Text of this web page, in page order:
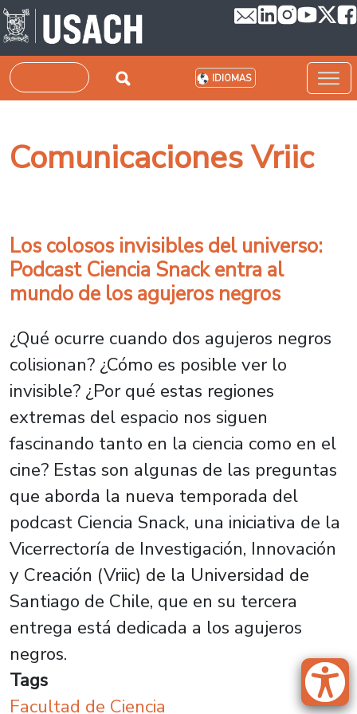
Pasar al contenido principal
Buscar IDIOMAS
Comunicaciones Vriic
Los colosos invisibles del universo:
Podcast Ciencia Snack entra al
mundo de los agujeros negros
¿Qué ocurre cuando dos agujeros negros
colisionan? ¿Cómo es posible ver lo
invisible? ¿Por qué estas regiones
extremas del espacio nos siguen
fascinando tanto en la ciencia como en el
cine? Estas son algunas de las preguntas
que aborda la nueva temporada del
podcast Ciencia Snack, una iniciativa de la
Vicerrectoría de Investigación, Innovación
y Creación (Vriic) de la Universidad de
Santiago de Chile, que en su tercera
entrega está dedicada a los agujeros
negros.
Tags
Facultad de Ciencia